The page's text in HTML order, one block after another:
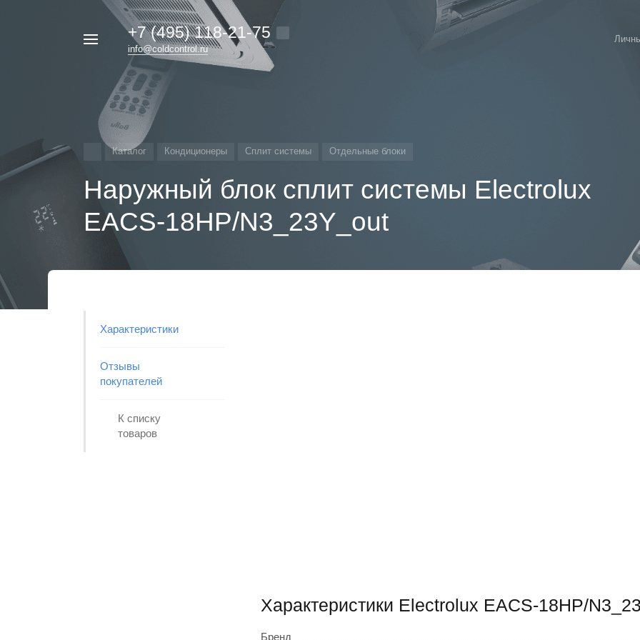
+7 (495) 118-21-75
info@coldcontrol.ru
Каталог Кондиционеры Сплит системы Отдельные блоки
Наружный блок сплит системы Electrolux
EACS-18HP/N3_23Y_out
Характеристики
Отзывы
покупателей
К списку
товаров
Характеристики Electrolux EACS-18HP/
Бренд